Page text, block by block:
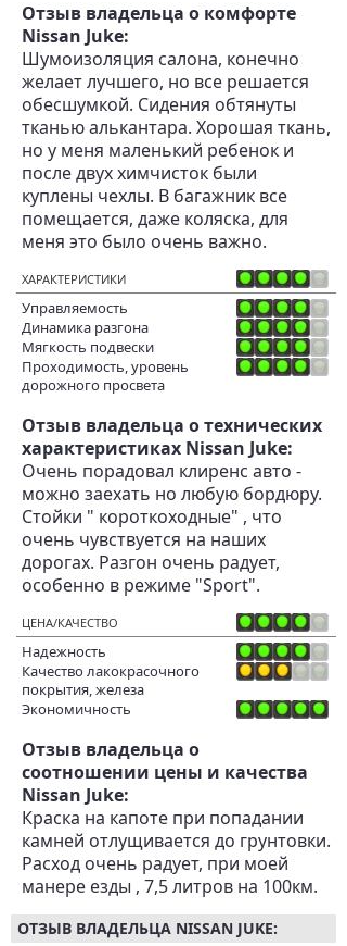
Отзыв владельца о комфорте
Nissan Juke:
Шумоизоляция салона, конечно
желает лучшего, но все решается
обесшумкой. Сидения обтянуты
тканью алькантара. Хорошая ткань,
но у меня маленький ребенок и
после двух химчисток были
куплены чехлы. В багажник все
помещается, даже коляска, для
меня это было очень важно.
ХАРАКТЕРИСТИКИ
Управляемость
Динамика разгона
Мягкость подвески
Проходимость, уровень
дорожного просвета
Отзыв владельца о технических
характеристиках Nissan Juke:
Очень порадовал клиренс авто -
можно заехать но любую бордюру.
Стойки " короткоходные" , что
очень чувствуется на наших
дорогах. Разгон очень радует,
особенно в режиме "Sport".
ЦЕНА/КАЧЕСТВО
Надежность
Качество лакокрасочного
покрытия, железа
Экономичность
Отзыв владельца о
соотношении цены и качества
Nissan Juke:
Краска на капоте при попадании
камней отлущивается до грунтовки.
Расход очень радует, при моей
манере езды , 7,5 литров на 100км.
ОТЗЫВ ВЛАДЕЛЬЦА NISSAN JUKE: